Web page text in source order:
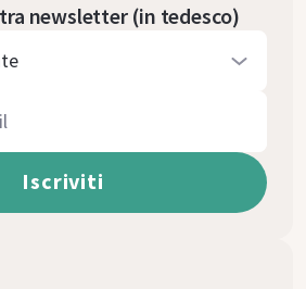
newsletter (in tedesco)